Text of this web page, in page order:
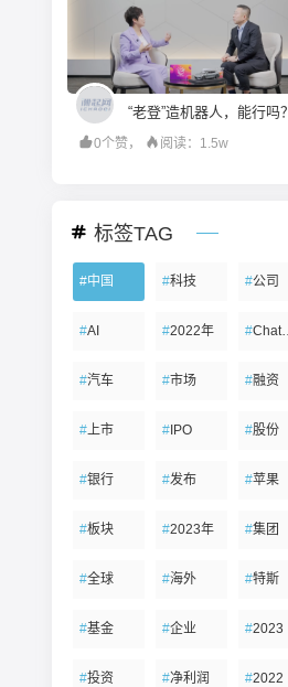
“老登”造机器人，能行吗？
0个赞， 阅读：1.5w
标签TAG
#中国 #科技 #公司
#AI #2022年 #ChatGPT
#汽车 #市场 #融资
#上市 #IPO #股份
#银行 #发布 #苹果
#板块 #2023年 #集团
#全球 #海外 #特斯
#基金 #企业 #2023
#投资 #净利润 #2022